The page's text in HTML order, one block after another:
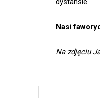
Nasi
Na zdjęciu